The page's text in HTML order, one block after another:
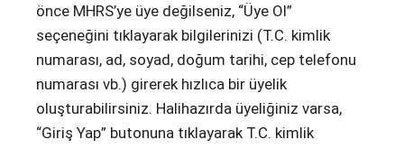
önce MHRS’ye üye değilseniz, “Üye Ol”
seçeneğini tıklayarak bilgilerinizi (T.C. kimlik
numarası, ad, soyad, doğum tarihi, cep telefonu
numarası vb.) girerek hızlıca bir üyelik
oluşturabilirsiniz. Halihazırda üyeliğiniz varsa,
“Giriş Yap” butonuna tıklayarak T.C. kimlik